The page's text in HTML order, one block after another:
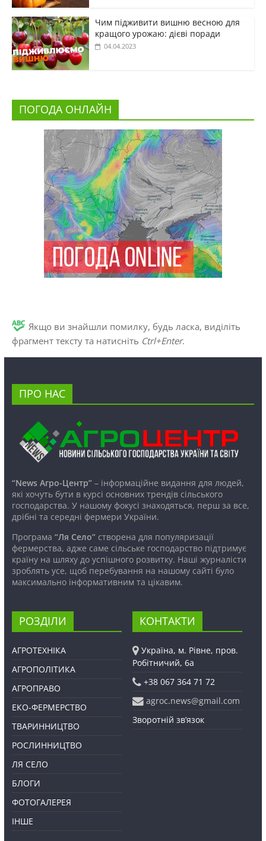
Чим підживити вишню весною для
кращого урожаю: дієві поради
04.04.2023
ПОГОДА ОНЛАЙН
Якщо ви знайшли помилку, будь ласка, виділіть
фрагмент тексту та натисніть Ctrl+Enter.
ПРО НАС
“News Агро-Центр”– інформаційне видання для людей,
які хочуть бути в курсі основних трендів сільського
господарства. У нашому фокусі знаходяться, перш за все,
дрібні та середні фермери України.
Програма “Ля Село”створена для популяризації
фермерства, адже саме сільське господарство підтримує
країну на шляху до успішного розвитку. Наші журналісти
зроблять усе, щоб перебування на нашому сайті було
максимально інформативним та цікавим.
РОЗДІЛИ
АГРОТЕХНІКА
АГРОПОЛІТИКА
АГРОПРАВО
ЕКО-ФЕРМЕРСТВО
ТВАРИННИЦТВО
РОСЛИННИЦТВО
ЛЯ СЕЛО
БЛОГИ
ФОТОГАЛЕРЕЯ
ІНШЕ
КОНТАКТИ
Україна, м. Рівне, пров.
Робітничий, 6а
+38 067 364 71 72
agroc.news@gmail.com
Зворотній зв’язок